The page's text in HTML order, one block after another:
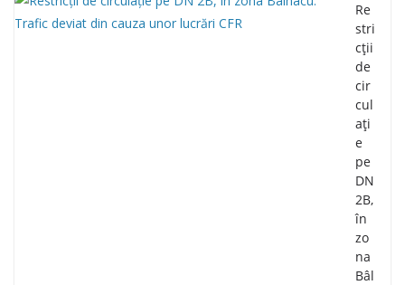
Re
stri
cții
de
cir
cul
ați
e
pe
DN
2B,
în
zo
na
Bâl